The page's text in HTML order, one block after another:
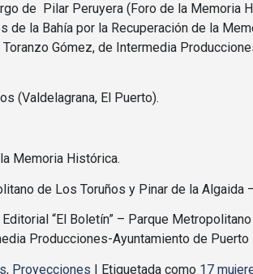
de Pilar Peruyera (Foro de la Memoria
la Bahía por la Recuperación de la
Gómez, de Intermedia
(Valdelagrana, El Puerto).
Memoria Histórica.
de Los Toruños y Pinar de la Algaida
“El Boletín” – Parque
Producciones-Ayuntamiento de Puerto
, Proyecciones | Etiquetada como 17